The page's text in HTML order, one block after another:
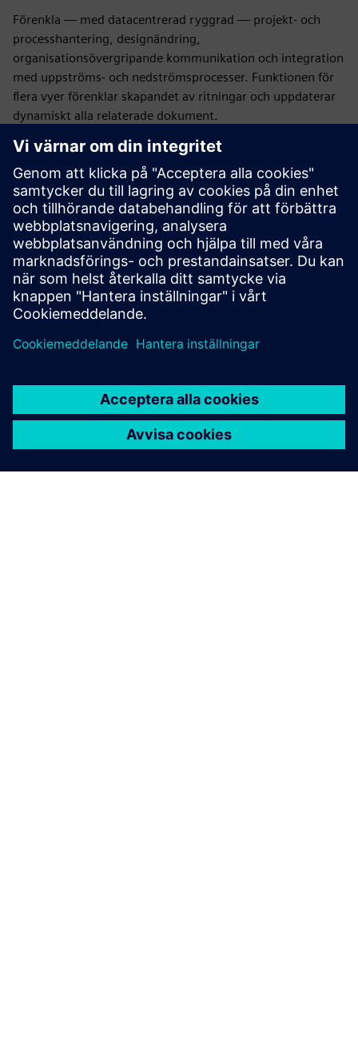
Förenkla — med datacentrerad ryggrad — projekt- och
processhantering, designändring,
organisationsövergripande kommunikation och integration
med uppströms- och nedströmsprocesser. Funktionen för
flera vyer förenklar skapandet av ritningar och uppdaterar
dynamiskt alla relaterade dokument.
Spara tid och ansträngningManipulera buntar för att
minska tiden som krävs för att skapa komplexa
formtavellayouter. Identifiera problem och genomdriva
bästa praxis med automatiserade
konstruktionsregelkontroller. Datahanteringsfaciliteter
förenklar revisionshanteringen och eliminerar
transkriptionsfel som är vanliga för traditionella filbaserade
processer.